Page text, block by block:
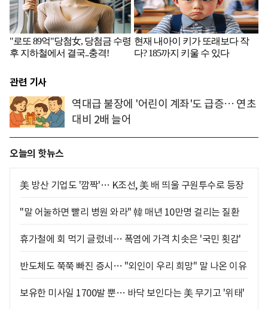
관련 기사
역대급 불장에 '어린이 계좌'도 급증… 연초
대비 2배 늘어
오늘의 핫뉴스
美 방산 기업도 '깜짝'… K조선, 美 배 띄울 구원투수로 등장
"말 어눌하면 빨리 병원 와라" 韓 매년 10만명 걸리는 질환
휴가철에 회 먹기 글렀네… 폭염에 가격 치솟은 '국민 횟감'
반도체도 쭉쭉 빠진 증시… "외인이 우리 희망" 말 나온 이유
보유한 미사일 1700발 뿐… 바닥 보인다는 美 무기고 '위태'